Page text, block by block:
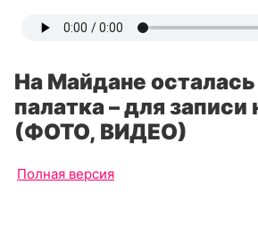
На Майдане
палатка – для записи
(ФОТО, ВИДЕО)
Полная версия